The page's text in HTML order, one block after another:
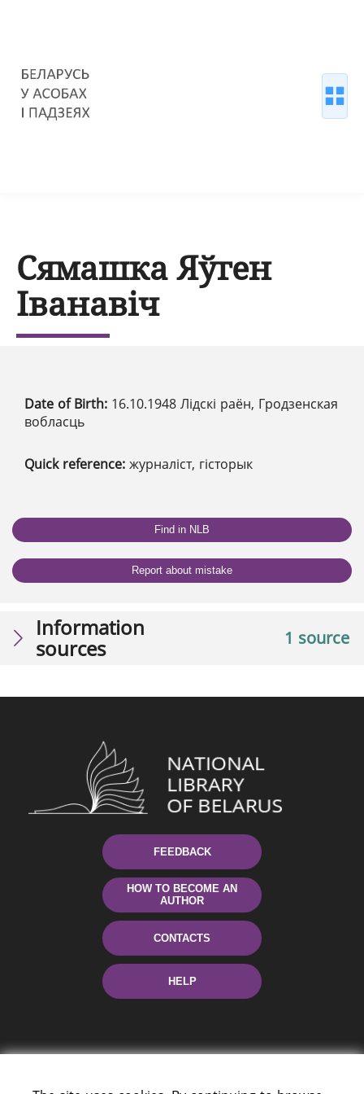
Сямашка Яўген
Іванавіч
Date of Birth: 16.10.1948 Лідскі раён, Гродзенская
вобласць
Quick reference: журналіст, гісторык
Find in NLB
Report about mistake
1 source
Information
sources
FEEDBACK
HOW TO BECOME AN
AUTHOR
CONTACTS
HELP